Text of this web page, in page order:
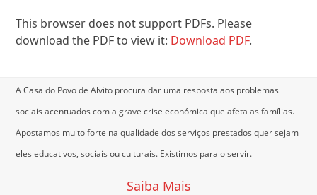
This browser does not support PDFs. Please
download the PDF to view it: Download PDF.
A Casa do Povo de Alvito procura dar uma resposta aos problemas
sociais acentuados com a grave crise económica que afeta as famílias.
Apostamos muito forte na qualidade dos serviços prestados quer sejam
eles educativos, sociais ou culturais. Existimos para o servir.
Saiba Mais